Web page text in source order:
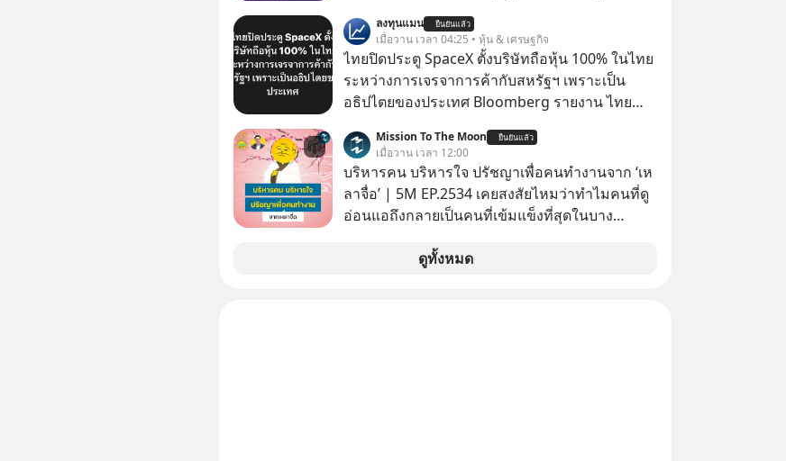
ลงทุนแมน ยืนยันแล้ว
เมื่อวาน เวลา 04:25 • หุ้น & เศรษฐกิจ
ไทยปิดประตู SpaceX ตั้งบริษัทถือหุ้น 100% ในไทย
ระหว่างการเจรจาการค้ากับสหรัฐฯ เพราะเป็น
อธิปไตยของประเทศ Bloomberg รายงาน ไทย
สหรัฐฯ ตั้งบริษัทโทรคมนาคมดาวเทียมที่ถือหุ้น
100% โดยชาวต่างชาติ ในระหว่างการเจรจาการ
ค้ากับรัฐบาลสหรัฐ โดยให้เหตุผลว่าเป็นประเด็น
ด้านอธิปไตยของประเทศ
Mission To The Moon ยืนยันแล้ว
เมื่อวาน เวลา 12:00
บริหารคน บริหารใจ ปรัชญาเพื่อคนทำงานจาก ‘เห
ลาจื่อ’ | 5M EP.2534 เคยสงสัยไหมว่าทำไมคนที่ดู
อ่อนแอถึงกลายเป็นคนที่เข้มแข็งที่สุดในบาง
ถึงประสบความสำเร็จได้ไวกว่าใครเพื่อน? ไม่แน่ว่า
ดูทั้งหมด